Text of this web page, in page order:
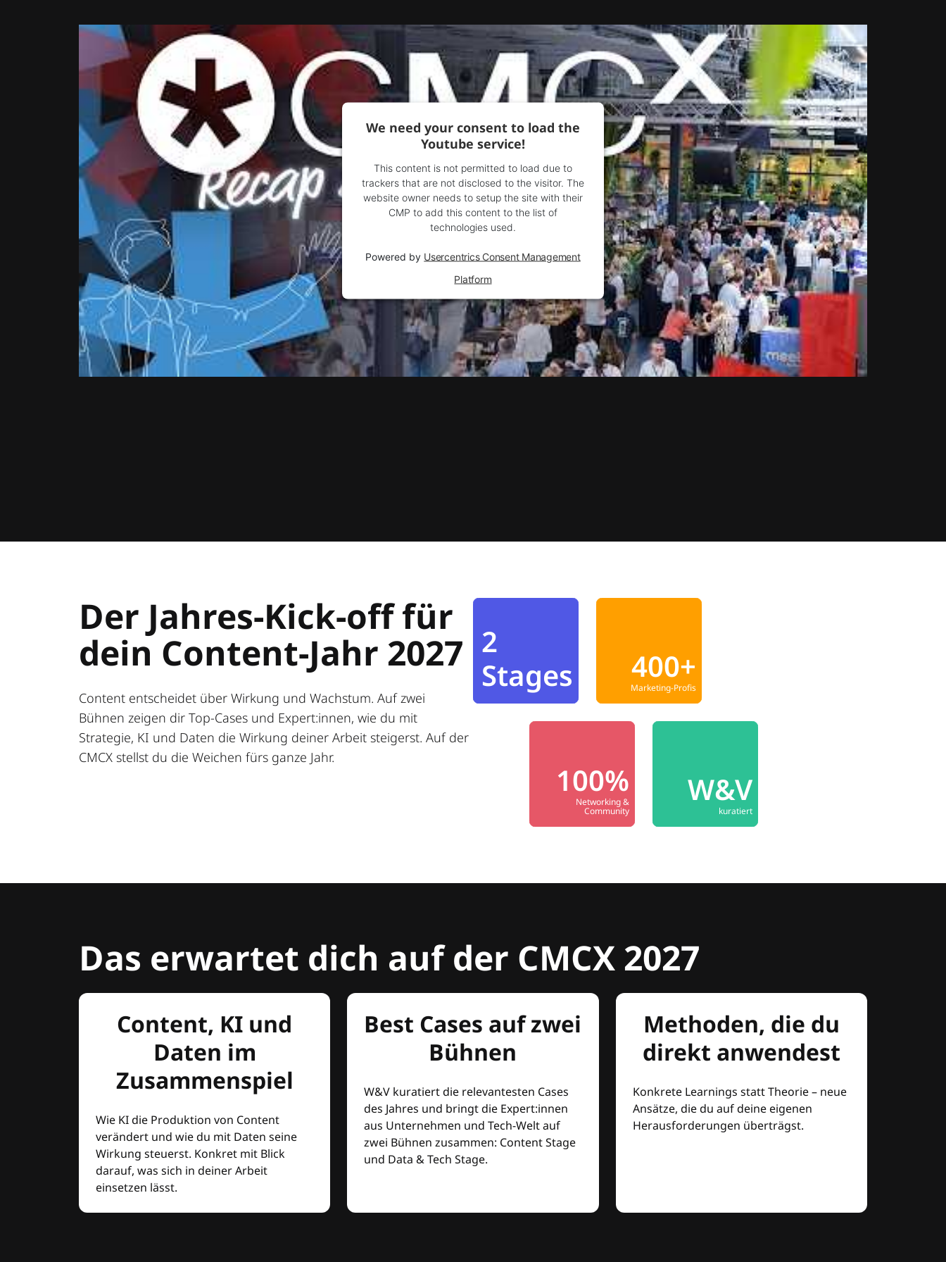
We need your consent to load the
Youtube service!
This content is not permitted to load due to
trackers that are not disclosed to the visitor. The
website owner needs to setup the site with their
CMP to add this content to the list of
technologies used.
Powered by Usercentrics Consent Management
Platform
Der Jahres-Kick-off für
dein Content-Jahr 2027
Content entscheidet über Wirkung und Wachstum. Auf zwei
Bühnen zeigen dir Top-Cases und Expert:innen, wie du mit
Strategie, KI und Daten die Wirkung deiner Arbeit steigerst. Auf der
CMCX stellst du die Weichen fürs ganze Jahr.
2
Stages
400+
Marketing-Profis
100%
Networking &
Community
W&V
kuratiert
Das erwartet dich auf der CMCX 2027
Content, KI und
Daten im
Zusammenspiel
Wie KI die Produktion von Content
verändert und wie du mit Daten seine
Wirkung steuerst. Konkret mit Blick
darauf, was sich in deiner Arbeit
einsetzen lässt.
Best Cases auf zwei
Bühnen
W&V kuratiert die relevantesten Cases
des Jahres und bringt die Expert:innen
aus Unternehmen und Tech-Welt auf
zwei Bühnen zusammen: Content Stage
und Data & Tech Stage.
Methoden, die du
direkt anwendest
Konkrete Learnings statt Theorie – neue
Ansätze, die du auf deine eigenen
Herausforderungen überträgst.